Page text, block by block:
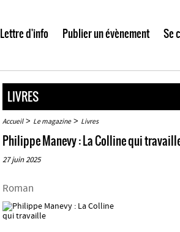
Lettre d'info Publier un évènement Se
LIVRES
Accueil> Le magazine> Livres
Philippe Manevy : La Colline qui
27 juin 2025
Roman